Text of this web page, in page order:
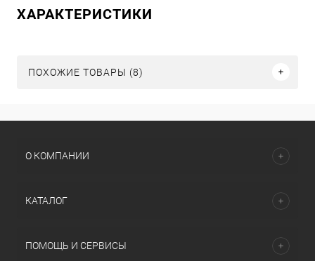
ХАРАКТЕРИСТИКИ
ПОХОЖИЕ ТОВАРЫ (8)
О КОМПАНИИ
КАТАЛОГ
ПОМОЩЬ И СЕРВИСЫ